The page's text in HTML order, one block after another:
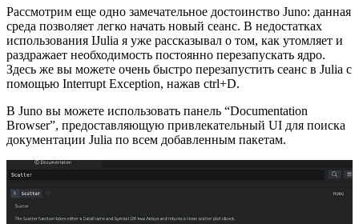
Рассмотрим еще одно замечательное достоинство Juno: данная
среда позволяет легко начать новый сеанс. В недостатках
использования IJulia я уже рассказывал о том, как утомляет и
раздражает необходимость постоянно перезапускать ядро.
Здесь же вы можете очень быстро перезапустить сеанс в Julia с
помощью Interrupt Exception, нажав ctrl+D.
В Juno вы можете использовать панель “Documentation
Browser”, предоставляющую привлекательный UI для поиска
документации Julia по всем добавленным пакетам.